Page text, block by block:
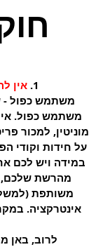
1. אין
משתמש כפול -
משתמש כפול.
מוניטין, למכור
על חידות וקודי
במידה ויש לכם
מהרשת
משותפת
אינטרקציה.
לרוב, באן